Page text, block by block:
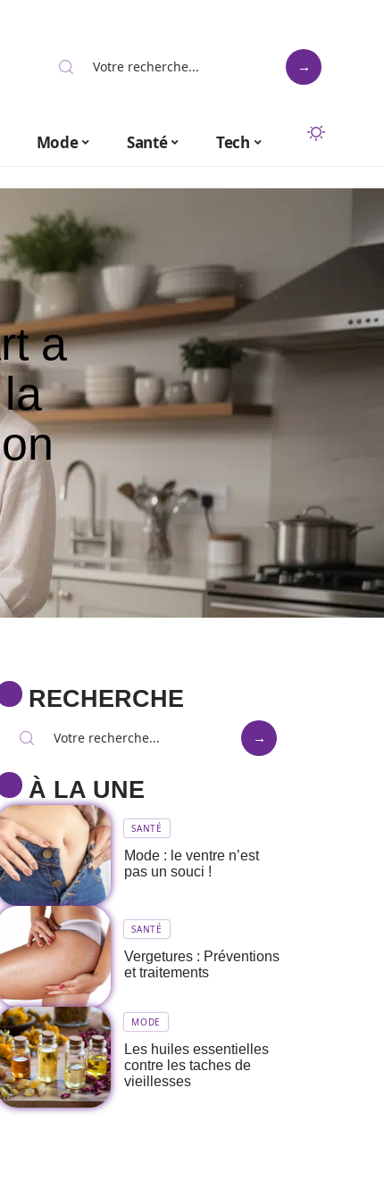
Mode Santé Tech
a
RECHERCHE
À LA UNE
SANTÉ
Mode : le ventre n’est
pas un souci !
SANTÉ
Vergetures : Préventions
et traitements
MODE
Les huiles essentielles
contre les taches de
vieillesses